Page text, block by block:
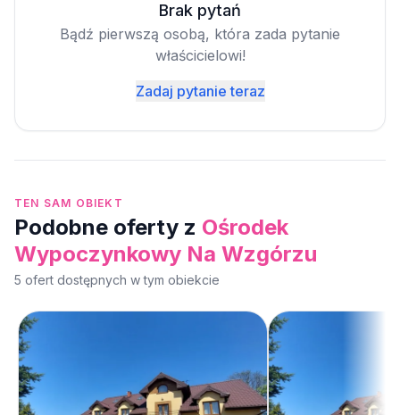
Brak pytań
Bądź pierwszą osobą, która zada pytanie
właścicielowi!
Zadaj pytanie teraz
TEN SAM OBIEKT
Podobne oferty z Ośrodek
Wypoczynkowy Na Wzgórzu
5 ofert dostępnych w tym obiekcie